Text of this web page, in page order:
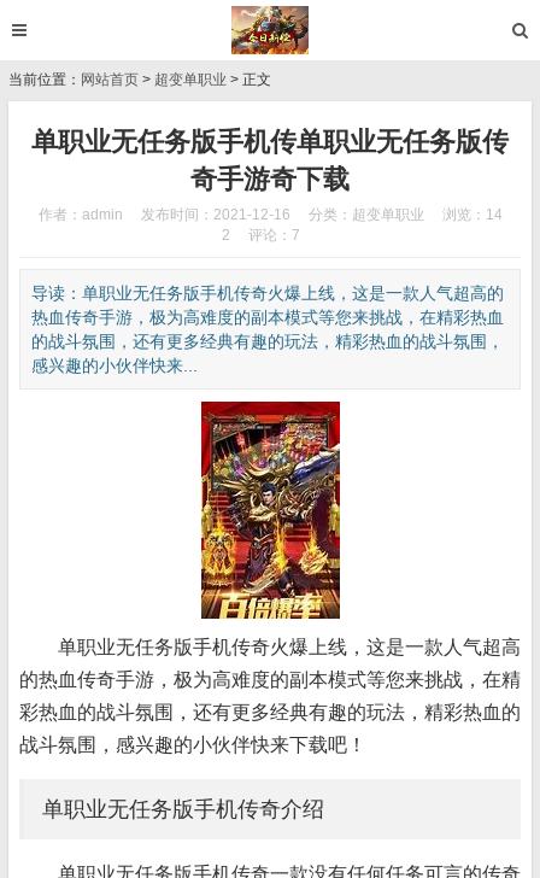
当前位置： 网站首页 > 超变单职业 > 正文
单职业无任务版手机传单职业无任务版传
奇手游奇下载
作者：admin 发布时间：2021-12-16 分类： 超变单职业
浏览：14
2
评论：7
导读：单职业无任务版手机传奇火爆上线，这是一款人气超高的
热血传奇手游，极为高难度的副本模式等您来挑战，在精彩热血
的战斗氛围，还有更多经典有趣的玩法，精彩热血的战斗氛围，
感兴趣的小伙伴快来...
单职业无任务版手机传奇火爆上线，这是一款人气超高
的热血传奇手游，极为高难度的副本模式等您来挑战，在精
彩热血的战斗氛围，还有更多经典有趣的玩法，精彩热血的
战斗氛围，感兴趣的小伙伴快来下载吧！
单职业无任务版手机传奇介绍
单职业无任务版手机传奇一款没有任何任务可言的传奇